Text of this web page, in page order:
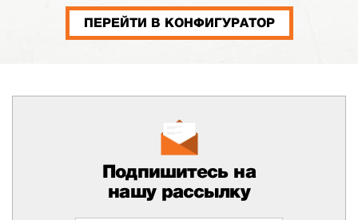
ПЕРЕЙТИ В КОНФИГУРАТОР
Подпишитесь на
нашу рассылку